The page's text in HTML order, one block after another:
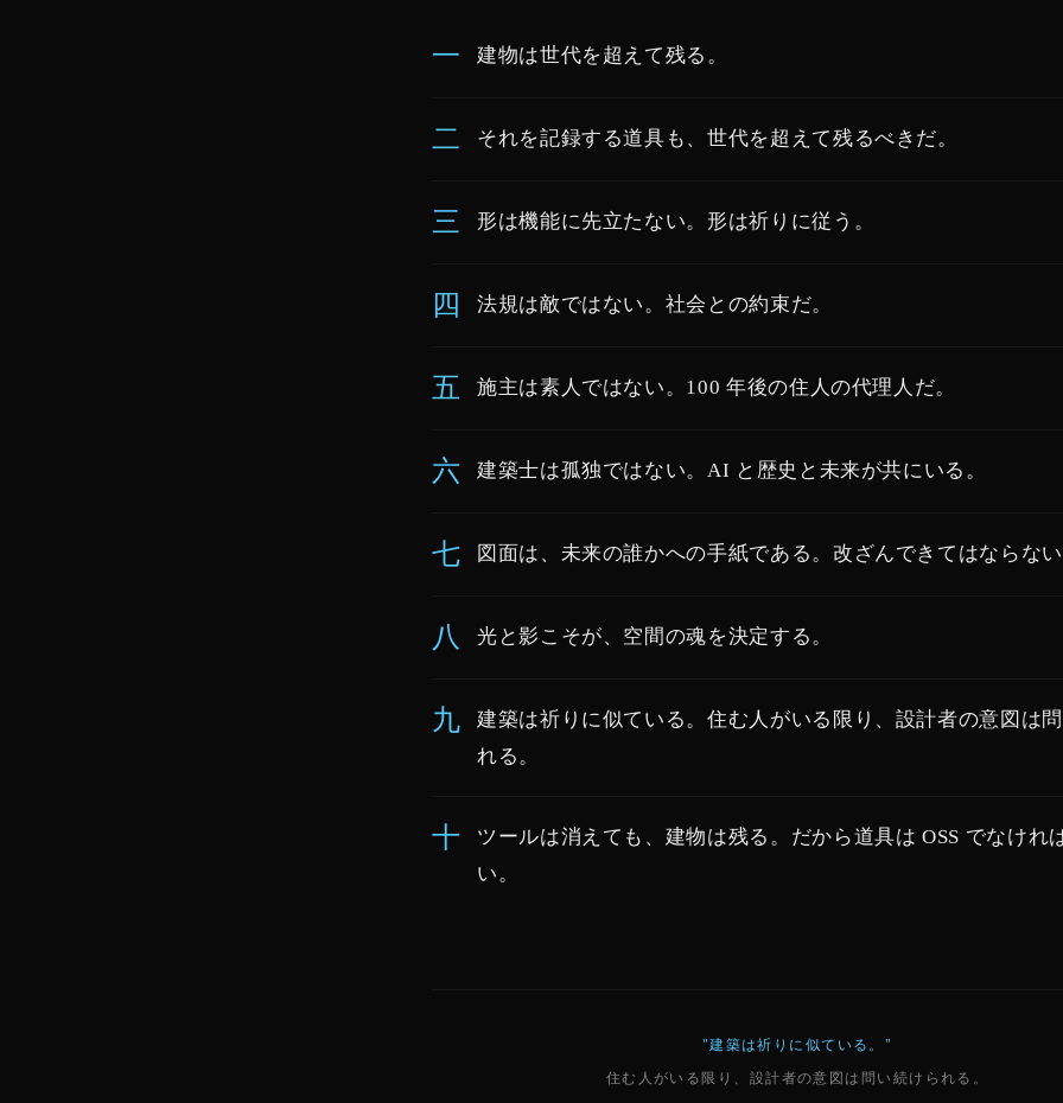
一 建物は世代を超えて残る。
二 それを記録する道具も、世代を超えて残るべきだ。
三 形は機能に先立たない。形は祈りに従う。
四 法規は敵ではない。社会との約束だ。
五 施主は素人ではない。100 年後の住人の代理人だ。
六 建築士は孤独ではない。AI と歴史と未来が共にいる。
七 図面は、未来の誰かへの手紙である。改ざんできてはならな
八 光と影こそが、空間の魂を決定する。
九
建築は祈りに似ている。住む人がいる限り、設計者の意図は
れる。
十
ツールは消えても、建物は残る。だから道具は OSS でなけれ
い。
"建築は祈りに似ている。"
住む人がいる限り、設計者の意図は問い続けられる。